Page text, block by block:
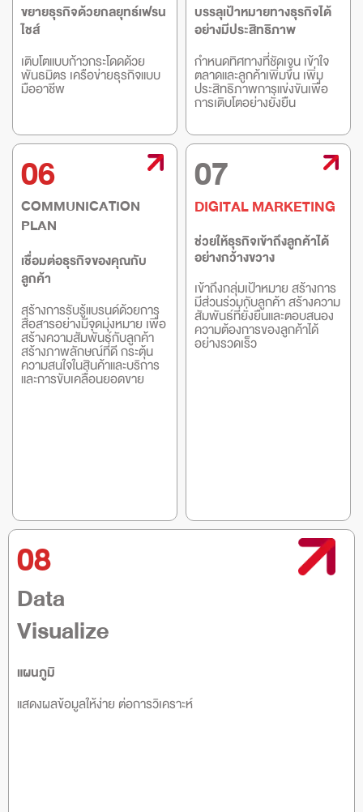
ขยายธุรกิจด้วยกลยุทธ์เฟรน
ไชส์
เติบโตแบบก้าวกระโดดด้วย
พันธมิตร เครือข่ายธุรกิจแบบ
มืออาชีพ
บรรลุเป้าหมายทางธุรกิจได้
อย่างมีประสิทธิภาพ
กำหนดทิศทางที่ชัดเจน เข้าใจ
ตลาดและลูกค้าเพิ่มขึ้น เพิ่ม
ประสิทธิภาพการแข่งขันเพื่อ
การเติบโตอย่างยั่งยืน
06
COMMUNICATION
PLAN
เชื่อมต่อธุรกิจของคุณกับ
ลูกค้า
สร้างการรับรู้แบรนด์ด้วยการ
สื่อสารอย่างมีจุดมุ่งหมาย เพื่อ
สร้างความสัมพันธ์กับลูกค้า
สร้างภาพลักษณ์ที่ดี กระตุ้น
ความสนใจในสินค้าและบริการ
และการขับเคลื่อนยอดขาย
07
DIGITAL MARKETING
ช่วยให้ธุรกิจเข้าถึงลูกค้าได้
อย่างกว้างขวาง
เข้าถึงกลุ่มเป้าหมาย สร้างการ
มีส่วนร่วมกับลูกค้า สร้างความ
สัมพันธ์ที่ยั่งยืนและตอบสนอง
ความต้องการของลูกค้าได้
อย่างรวดเร็ว
08
Data
Visualize
แผนภูมิ
แสดงผลข้อมูลให้ง่าย ต่อการวิเคราะห์